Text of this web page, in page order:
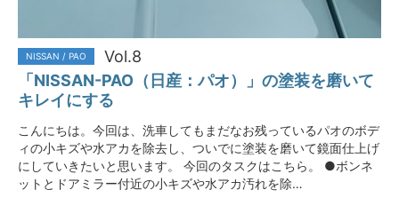
NISSAN / PAO
Vol.8
「NISSAN-PAO（日産：パオ）」の塗装を磨いて
キレイにする
こんにちは。今回は、洗車してもまだなお残っているパオのボデ
ィの小キズや水アカを除去し、ついでに塗装を磨いて鏡面仕上げ
にしていきたいと思います。 今回のタスクはこちら。 ●ボンネ
ットとドアミラー付近の小キズや水アカ汚れを除…